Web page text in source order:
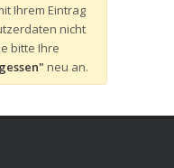
Ihrem Eintrag
nicht
bitte Ihre
neu an.